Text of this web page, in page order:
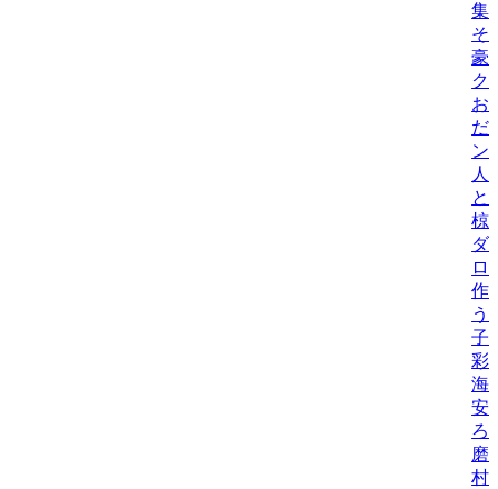
集
そ
豪
ク
お
だ
ン
人
と
椋
ダ
ロ
作
う
子/
彩
海
安
ろ
磨
村